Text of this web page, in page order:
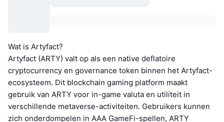
Wat is Artyfact?
Artyfact (ARTY) valt op als een native deflatoire
cryptocurrency en governance token binnen het Artyfact-
ecosysteem. Dit blockchain gaming platform maakt
gebruik van ARTY voor in-game valuta en utiliteit in
verschillende metaverse-activiteiten. Gebruikers kunnen
zich onderdompelen in AAA GameFi-spellen, ARTY